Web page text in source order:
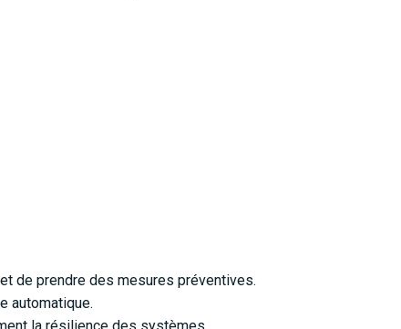
de prendre des mesures préventives.
automatique.